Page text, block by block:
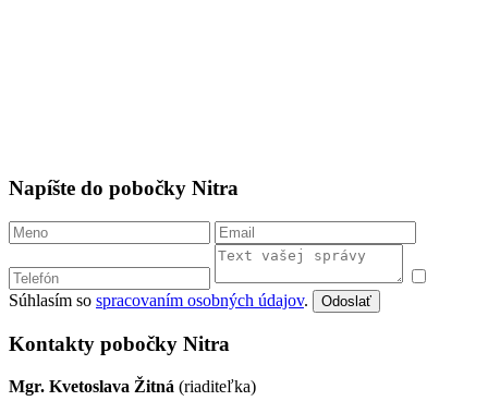
Napíšte do pobočky Nitra
Súhlasím so spracovaním osobných údajov. Odoslať
Kontakty pobočky Nitra
Mgr. Kvetoslava Žitná (riaditeľka)